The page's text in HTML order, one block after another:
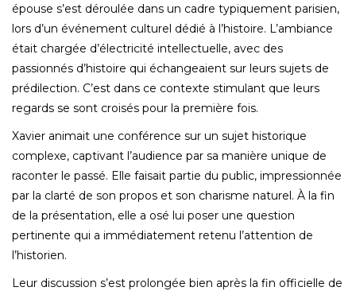
épouse s’est déroulée dans un cadre typiquement parisien,
lors d’un événement culturel dédié à l’histoire. L’ambiance
était chargée d’électricité intellectuelle, avec des
passionnés d’histoire qui échangeaient sur leurs sujets de
prédilection. C’est dans ce contexte stimulant que leurs
regards se sont croisés pour la première fois.
Xavier animait une conférence sur un sujet historique
complexe, captivant l’audience par sa manière unique de
raconter le passé. Elle faisait partie du public, impressionnée
par la clarté de son propos et son charisme naturel. À la fin
de la présentation, elle a osé lui poser une question
pertinente qui a immédiatement retenu l’attention de
l’historien.
Leur discussion s’est prolongée bien après la fin officielle de